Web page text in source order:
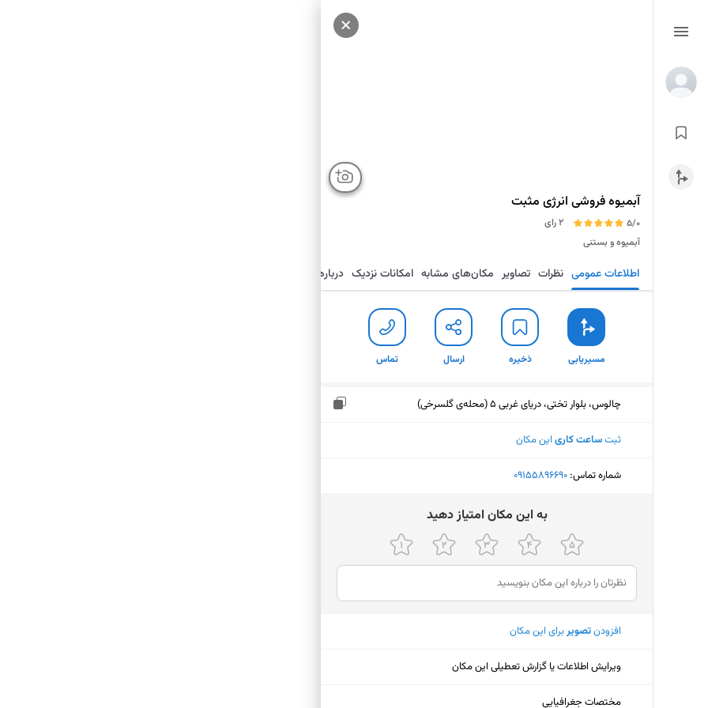
آبمیوه فروشی انرژی مثبت
5/0
2 رای
آبمیوه و بستنی
اطلاعات عمومی نظرات تصاویر مکان‌های مشابه امکانات نزدیک درباره
مسیریابی ذخیره ارسال تماس
چالوس، بلوار تختی، دریای غربی 5 (محله‌ی گلسرخی)
ثبتساعت کاری این مکان
شماره تماس: ‎09155896690
ﺑﻪ اﯾﻦ ﻣﮑﺎن اﻣﺘﯿﺎز دﻫﯿﺪ
افزودنتصویربرای این مکان
ویرایش اطلاعات یا گزارش تعطیلی این مکان
مختصات جغرافیایی